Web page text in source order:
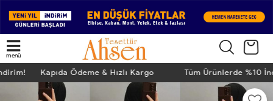
menü
Kapıda Ödeme & Hızlı Kargo Tüm Ürünlerde %10